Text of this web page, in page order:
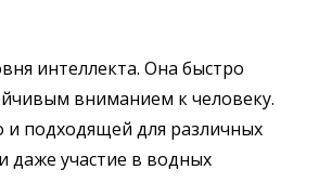
интеллекта. Она быстро
вниманием к человеку.
подходящей для различных
даже участие в водных